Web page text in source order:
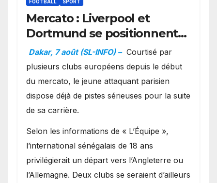
FOOTBALL SPORT
Mercato : Liverpool et
Dortmund se positionnent
en favoris pour recruter
Ibrahim Mbaye
Dakar, 7 août (SL-INFO) – Courtisé par
plusieurs clubs européens depuis le début
du mercato, le jeune attaquant parisien
dispose déjà de pistes sérieuses pour la suite
de sa carrière.
Selon les informations de « L’Équipe »,
l’international sénégalais de 18 ans
privilégierait un départ vers l’Angleterre ou
l’Allemagne. Deux clubs se seraient d’ailleurs